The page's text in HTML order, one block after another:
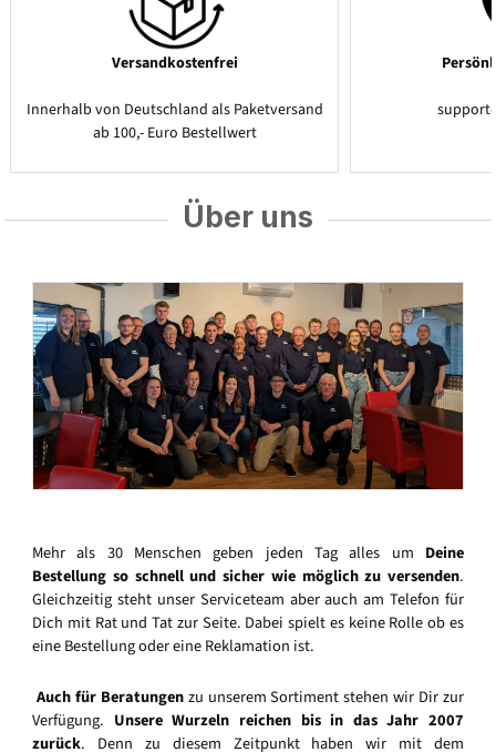
Versandkostenfrei
Innerhalb von Deutschland als Paketversand
ab 100,- Euro Bestellwert
Über uns
Mehr als 30 Menschen geben jeden Tag alles um Deine
Bestellung so schnell und sicher wie möglich zu versenden.
Gleichzeitig steht unser Serviceteam aber auch am Telefon für
Dich mit Rat und Tat zur Seite. Dabei spielt es keine Rolle ob es
eine Bestellung oder eine Reklamation ist.
Auch für Beratungenzu unserem Sortiment stehen wir Dir zur
Verfügung. Unsere Wurzeln reichen bis in das Jahr 2007
zurück. Denn zu diesem Zeitpunkt haben wir mit dem